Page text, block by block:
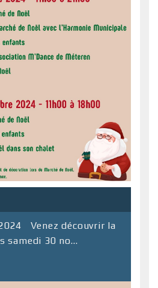
Venez découvrir la
samedi 30 no...